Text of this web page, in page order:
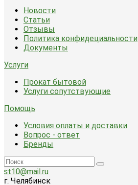
Новости
Статьи
Отзывы
Политика конфидециальности
Документы
Услуги
Прокат бытовой
Услуги сопутствующие
Помощь
Условия оплаты и доставки
Вопрос - ответ
Бренды
st10@mail.ru
г. Челябинск